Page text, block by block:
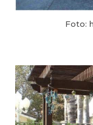
Foto: